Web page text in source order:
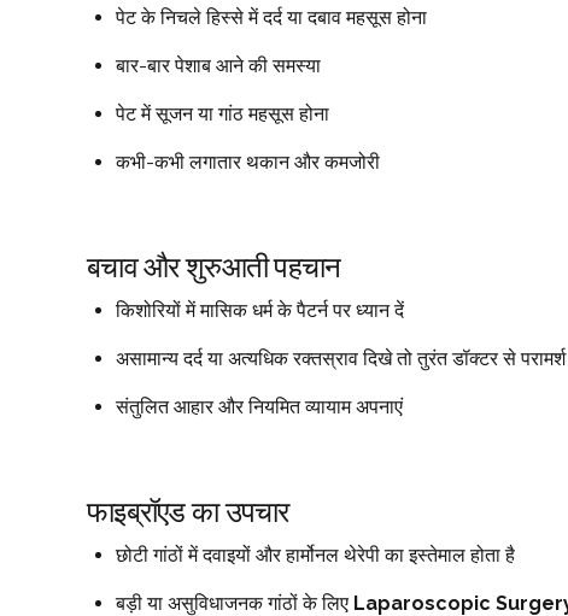
पेट के निचले हिस्से में दर्द या दबाव महसूस होना
बार-बार पेशाब आने की समस्या
पेट में सूजन या गांठ महसूस होना
कभी-कभी लगातार थकान और कमजोरी
बचाव और शुरुआती पहचान
किशोरियों में मासिक धर्म के पैटर्न पर ध्यान दें
असामान्य दर्द या अत्यधिक रक्तस्राव दिखे तो तुरंत डॉक्टर से
संतुलित आहार और नियमित व्यायाम अपनाएं
फाइब्रॉएड का उपचार
छोटी गांठों में दवाइयों और हार्मोनल थेरेपी का इस्तेमाल होता है
बड़ी या असुविधाजनक गांठों के लिए Laparoscopic